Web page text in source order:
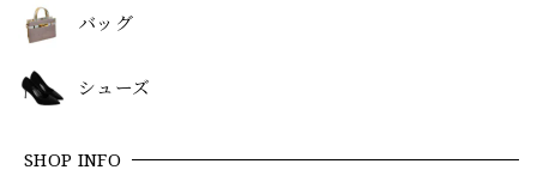
バッグ
シューズ
SHOP INFO